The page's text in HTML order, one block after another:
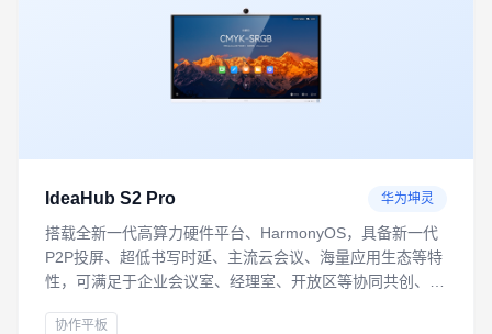
IdeaHub S2 Pro 华为坤灵
搭载全新一代高算力硬件平台、HarmonyOS，具备新一代
P2P投屏、超低书写时延、主流云会议、海量应用生态等特
性，可满足于企业会议室、经理室、开放区等协同共创、远
协作平板